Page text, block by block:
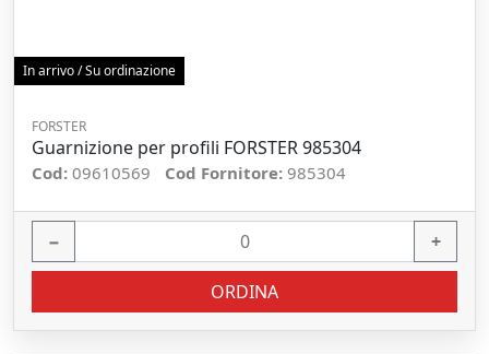
In arrivo / Su ordinazione
FORSTER
Guarnizione per profili FORSTER 985304
Cod: 09610569 Cod Fornitore: 985304
− +
ORDINA